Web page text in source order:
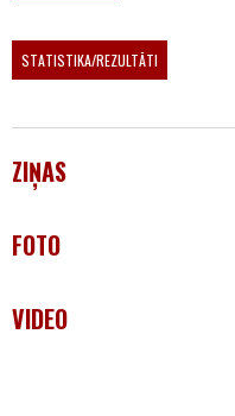
STATISTIKA/REZULTĀTI
ZIŅAS
FOTO
VIDEO